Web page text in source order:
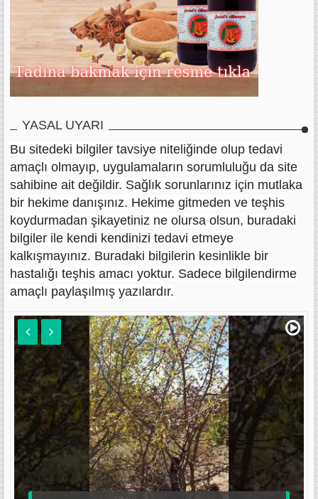
YASAL UYARI
Bu sitedeki bilgiler tavsiye niteliğinde olup tedavi
amaçlı olmayıp, uygulamaların sorumluluğu da site
sahibine ait değildir. Sağlık sorunlarınız için mutlaka
bir hekime danışınız. Hekime gitmeden ve teşhis
koydurmadan şikayetiniz ne olursa olsun, buradaki
bilgiler ile kendi kendinizi tedavi etmeye
kalkışmayınız. Buradaki bilgilerin kesinlikle bir
hastalığı teşhis amacı yoktur. Sadece bilgilendirme
amaçlı paylaşılmış yazılardır.